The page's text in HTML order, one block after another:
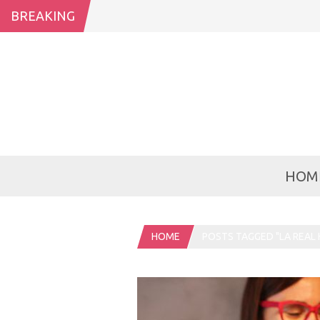
BREAKING
HOME